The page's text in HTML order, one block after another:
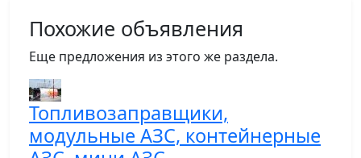
Похожие объявления
Еще предложения из этого же раздела.
Топливозаправщики,
модульные АЗС, контейнерные